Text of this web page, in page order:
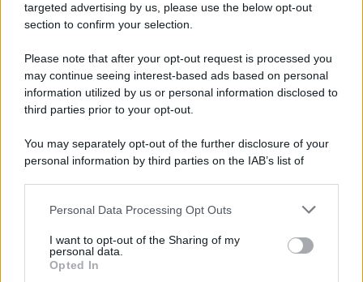
targeted advertising by us, please use the below opt-out
section to confirm your selection.
Please note that after your opt-out request is processed you
may continue seeing interest-based ads based on personal
information utilized by us or personal information disclosed to
third parties prior to your opt-out.
You may separately opt-out of the further disclosure of your
personal information by third parties on the IAB’s list of
This information may also be disclosed by us to third parties
disclose it to other third parties.
Personal Data Processing Opt Outs
I want to opt-out of the Sharing of my
personal data.
Opted In
© 2026 - Pianeta Design - P.IVA 04827280654 - Testata
Registrata Al Tribunale Di Nocera Inferiore N. 8/2020 - RG N.
ISCRIZIONE AL ROC N. 35792 – ISCRITTA ALL’ANSO
(ASSOCIAZIONE NAZIONALE STAMPA ONLINE)
PREFERENZE PRIVACY